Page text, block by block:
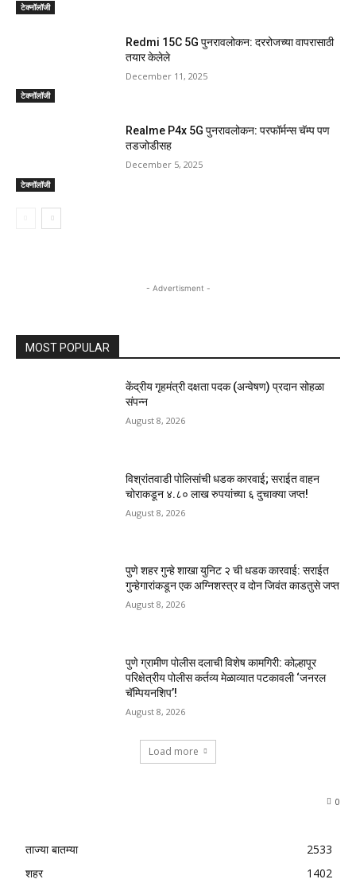
टेक्नॉलॉजी
टेक्नॉलॉजी
Redmi 15C 5G पुनरावलोकन: दररोजच्या वापरासाठी
तयार केलेले
December 11, 2025
टेक्नॉलॉजी
Realme P4x 5G पुनरावलोकन: परफॉर्मन्स चॅम्प पण
तडजोडीसह
December 5, 2025
- Advertisment -
MOST POPULAR
केंद्रीय गृहमंत्री दक्षता पदक (अन्वेषण) प्रदान सोहळा
संपन्न
August 8, 2026
विश्रांतवाडी पोलिसांची धडक कारवाई; सराईत वाहन
चोराकडून ४.८० लाख रुपयांच्या ६ दुचाक्या जप्त!
August 8, 2026
पुणे शहर गुन्हे शाखा युनिट २ ची धडक कारवाई: सराईत
गुन्हेगारांकडून एक अग्निशस्त्र व दोन जिवंत काडतुसे जप्त
August 8, 2026
पुणे ग्रामीण पोलीस दलाची विशेष कामगिरी: कोल्हापूर
परिक्षेत्रीय पोलीस कर्तव्य मेळाव्यात पटकावली ‘जनरल
चॅम्पियनशिप’!
August 8, 2026
Load more
0
ताज्या बातम्या
2533
शहर
1402